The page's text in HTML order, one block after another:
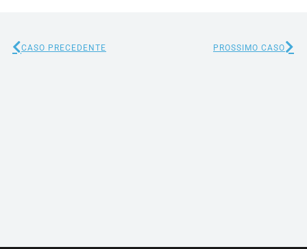
CASO PRECEDENTE PROSSIMO CASO